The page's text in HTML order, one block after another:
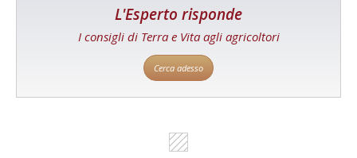
L'Esperto risponde
I consigli di Terra e Vita agli agricoltori
Cerca adesso